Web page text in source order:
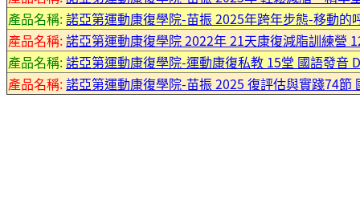
產品名稱:諾亞第運動康復學院-苗振 2025年跨年步態-移動的
產品名稱:諾亞第運動康復學院 2022年 21天康復減脂訓練營
產品名稱:諾亞第運動康復學院-運動康復私教 15堂 國語發音
產品名稱:諾亞第運動康復學院-苗振 2025 復評估與實踐74節